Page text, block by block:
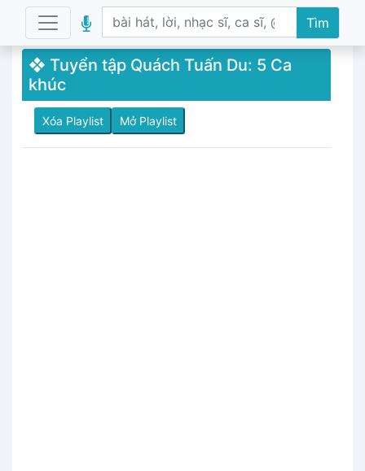
Tìm
❖ Tuyển tập Quách Tuấn Du: 5 Ca
khúc
Xóa Playlist Mở Playlist